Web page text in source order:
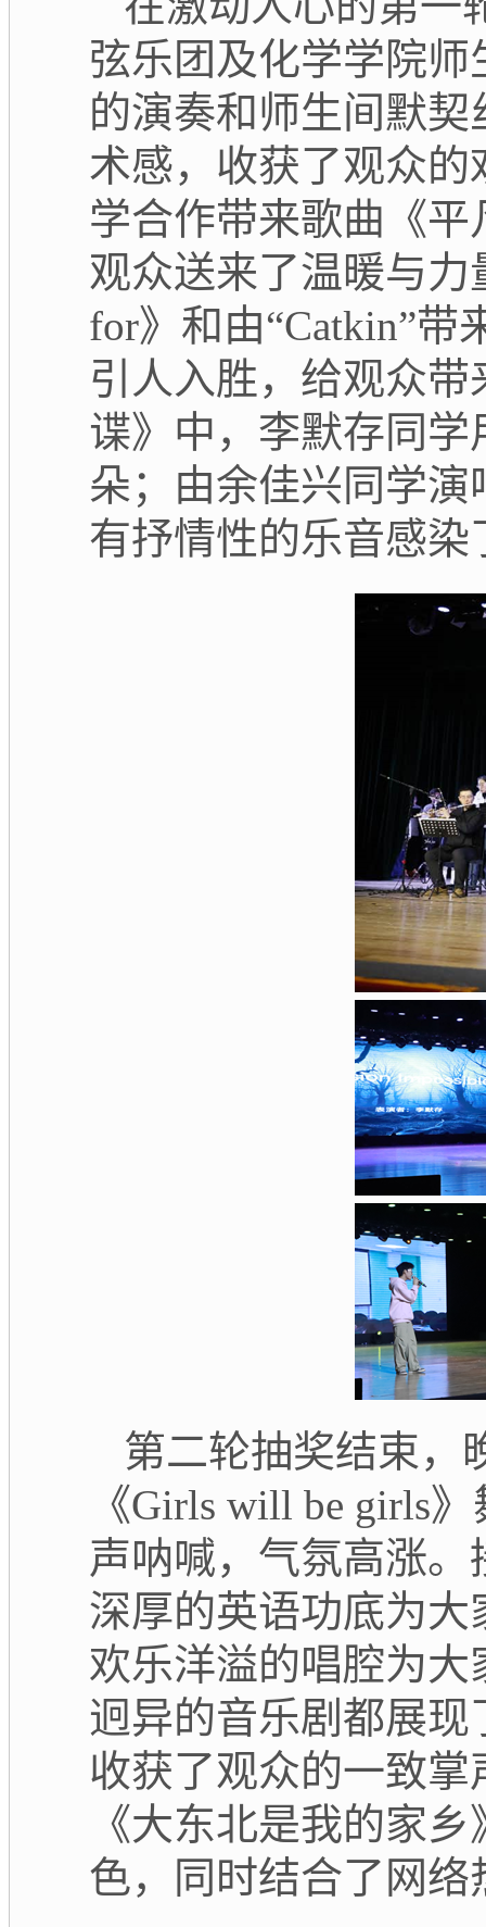
弦乐团及化学学院
的演奏和师生间默
术感，收获了观众
学合作带来歌曲《
观众送来了温暖与力
for》和由“Catkin”带
引人入胜，给观众
谍》中，李默存同
朵；由余佳兴同学
有抒情性的乐音感
第二轮抽奖结束，
《Girls will be girls
声呐喊，气氛高涨
深厚的英语功底为大
欢乐洋溢的唱腔为
迥异的音乐剧都展
收获了观众的一致掌
《大东北是我的家
色，同时结合了网